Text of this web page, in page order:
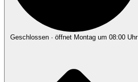
Geschlossen · öffnet Montag um 08:00 Uhr